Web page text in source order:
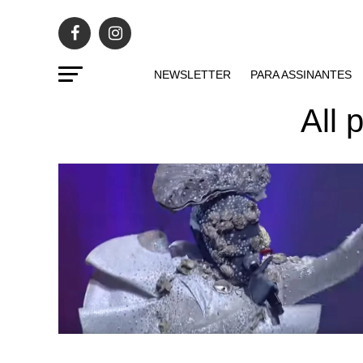
NEWSLETTER PARA ASSINANTES
All